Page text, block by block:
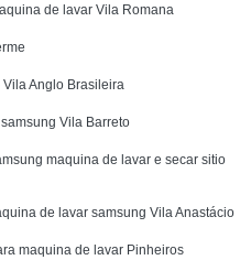
de lavar Vila Romana
Anglo Brasileira
Vila Barreto
maquina de lavar e secar sitio
de lavar samsung Vila Anastácio
maquina de lavar Pinheiros